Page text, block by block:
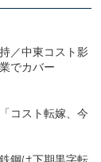
／中東コスト影
でカバー
コスト転嫁、今